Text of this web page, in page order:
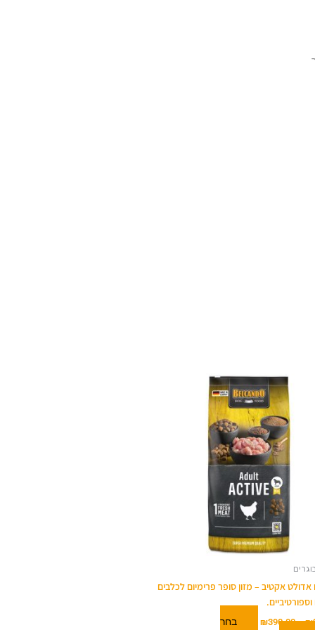
אדולט אקטיב – מזון סופר פרימיום לכלבים
₪
–
₪390.00
טווח
מחירים:
עד
בחר
למוצר
זה
יש
מספר
סוגים.
ניתן
לבחור
את
האפשרויות
בעמוד
המוצר